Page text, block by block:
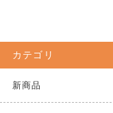
カテゴリ
新商品